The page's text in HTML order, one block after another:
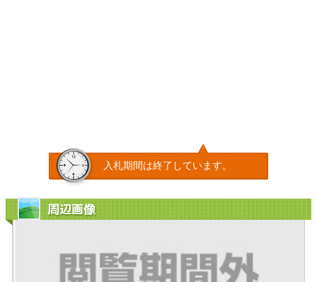
入札期間は終了しています。
周辺画像